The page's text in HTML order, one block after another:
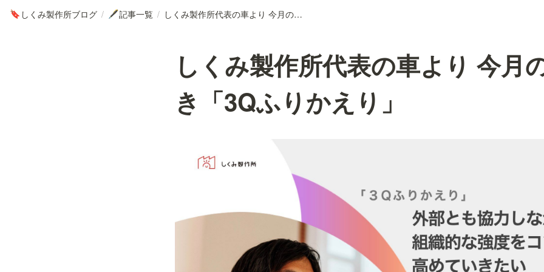
🔖 しくみ製作所ブログ / 🖋記事一覧 / しくみ製作所代表の車より 今月のつぶやき「3Qふりかえり」
しくみ製作所代表の車より 今月
き「3Qふりかえり」